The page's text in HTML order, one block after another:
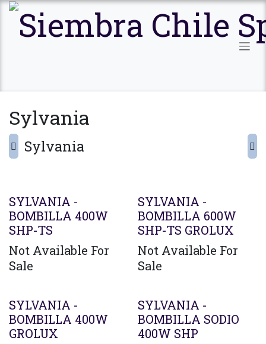
Ir al contenido
Sylvania
Sylvania
SYLVANIA -
BOMBILLA 400W
SHP-TS
Not Available For
Sale
SYLVANIA -
BOMBILLA 600W
SHP-TS GROLUX
Not Available For
Sale
SYLVANIA -
BOMBILLA 400W
GROLUX
SYLVANIA -
BOMBILLA SODIO
400W SHP